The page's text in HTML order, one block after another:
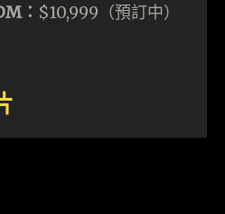
： $10,999（預訂中）